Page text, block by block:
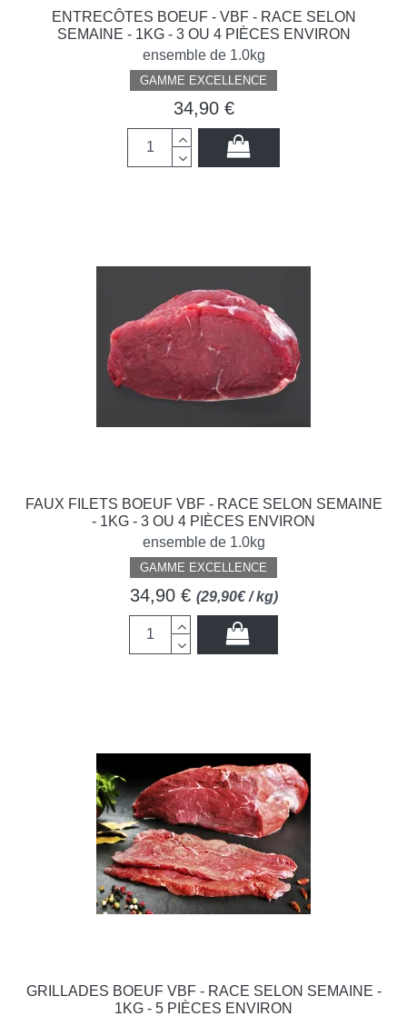
ENTRECÔTES BOEUF - VBF - RACE SELON
SEMAINE - 1KG - 3 OU 4 PIÈCES ENVIRON
ensemble de 1.0kg
GAMME EXCELLENCE
34,90 €
FAUX FILETS BOEUF VBF - RACE SELON SEMAINE
- 1KG - 3 OU 4 PIÈCES ENVIRON
ensemble de 1.0kg
GAMME EXCELLENCE
34,90 € (29,90€ / kg)
GRILLADES BOEUF VBF - RACE SELON SEMAINE -
1KG - 5 PIÈCES ENVIRON